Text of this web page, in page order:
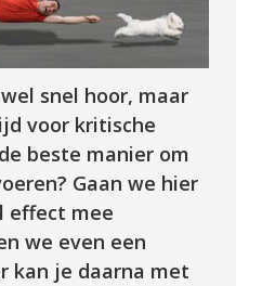
snel hoor, maar
voor kritische
beste manier om
Gaan we hier
effect mee
we even een
kan je daarna met